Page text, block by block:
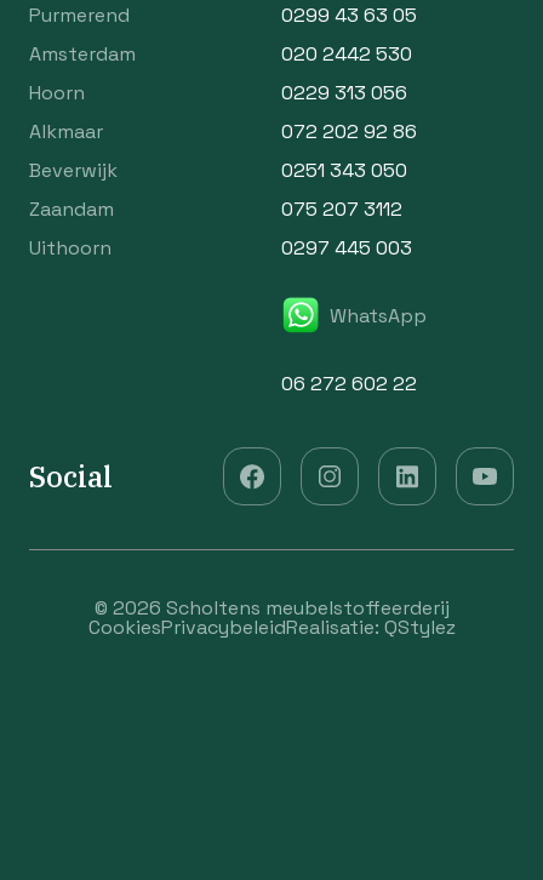
Purmerend
0299 43 63 05
Amsterdam
020 2442 530
Hoorn
0229 313 056
Alkmaar
072 202 92 86
Beverwijk
0251 343 050
Zaandam
075 207 3112
Uithoorn
0297 445 003
WhatsApp
06 272 602 22
Social
© 2026 Scholtens meubelstoffeerderij
CookiesPrivacybeleidRealisatie: QStylez